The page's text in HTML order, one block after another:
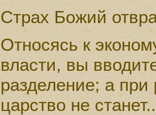
Страх Божий
Относясь к
власти, вы
разделение; а при
царство не